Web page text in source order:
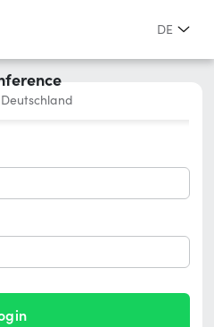
DE